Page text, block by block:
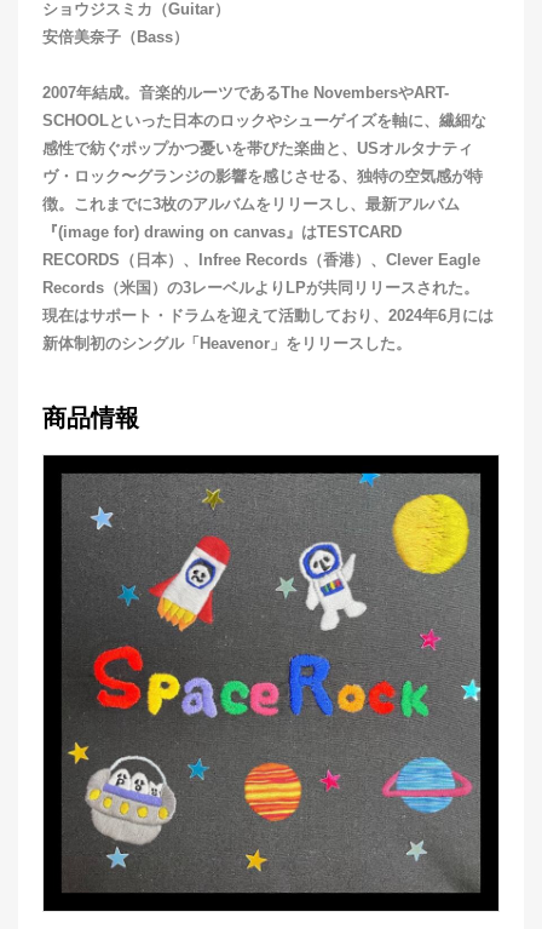
ショウジスミカ（Guitar）
安倍美奈子（Bass）
2007年結成。音楽的ルーツであるThe NovembersやART-
SCHOOLといった日本のロックやシューゲイズを軸に、繊細な
感性で紡ぐポップかつ憂いを帯びた楽曲と、USオルタナティ
ヴ・ロック〜グランジの影響を感じさせる、独特の空気感が特
徴。これまでに3枚のアルバムをリリースし、最新アルバム
『(image for) drawing on canvas』はTESTCARD
RECORDS（日本）、Infree Records（香港）、Clever Eagle
Records（米国）の3レーベルよりLPが共同リリースされた。
現在はサポート・ドラムを迎えて活動しており、2024年6月には
新体制初のシングル「Heavenor」をリリースした。
商品情報